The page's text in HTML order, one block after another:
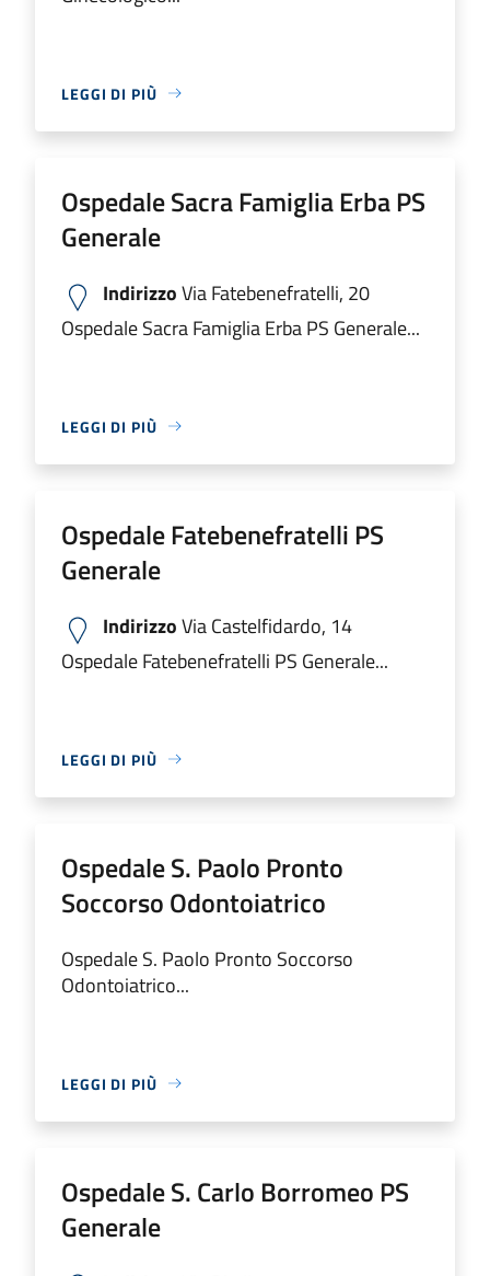
LEGGI DI PIÙ
Ospedale Sacra Famiglia Erba PS
Generale
IndirizzoVia Fatebenefratelli, 20
Ospedale Sacra Famiglia Erba PS Generale...
LEGGI DI PIÙ
Ospedale Fatebenefratelli PS
Generale
IndirizzoVia Castelfidardo, 14
Ospedale Fatebenefratelli PS Generale...
LEGGI DI PIÙ
Ospedale S. Paolo Pronto
Soccorso Odontoiatrico
Ospedale S. Paolo Pronto Soccorso
Odontoiatrico...
LEGGI DI PIÙ
Ospedale S. Carlo Borromeo PS
Generale